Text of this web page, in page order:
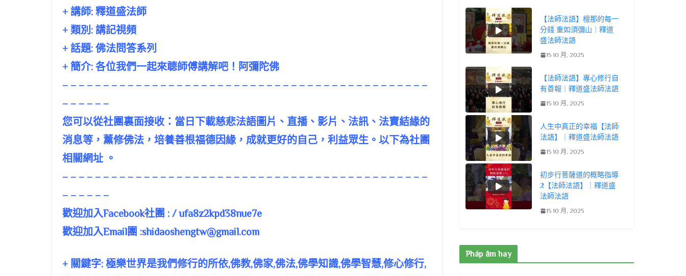
+ 講師: 釋道盛法師
+ 類別: 講記視頻
+ 話題: 佛法問答系列
+ 簡介: 各位我們一起來聼師傅講解吧！阿彌陀佛
– – – – – – – – – – – – – – – – – – – – – – – – – – – – – – – – – – – – – – – – – – – – –
– – – – – –
您可以從社團裏面接收：當日下載慈悲法語圖片、直播、影片、法訊、法寶結緣的
消息等，薰修佛法，培養善根福德因緣，成就更好的自己，利益眾生。以下為社團
相關網址 。
– – – – – – – – – – – – – – – – – – – – – – – – – – – – – – – – – – – – – – – – – – – – –
– – – – – –
歡迎加入Facebook社團 : / ufa8z2kpd38nue7e
歡迎加入Email團 :shidaoshengtw@gmail.com
+ 關鍵字: 極樂世界是我們修行的所依,佛教,佛家,佛法,佛學知識,佛學智慧,修心修行,
【法師法語】檀那的每一
分錢 重如須彌山｜釋道
盛法師法語
15 10 月, 2025
【法師法語】專心修行自
有善報｜釋道盛法師法語
15 10 月, 2025
人生中真正的幸福【法師
法語】｜釋道盛法師法語
15 10 月, 2025
初步行菩薩道的概略指導
2【法師法語】｜釋道盛
法師法語
15 10 月, 2025
Pháp âm hay